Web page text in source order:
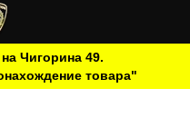
Чигорина 49.
товара"